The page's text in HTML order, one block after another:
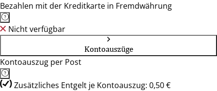
Bezahlen mit der Kreditkarte in Fremdwährung
Nicht verfügbar
Kontoauszüge
Kontoauszug per Post
Zusätzliches Entgelt je Kontoauszug: 0,50 €